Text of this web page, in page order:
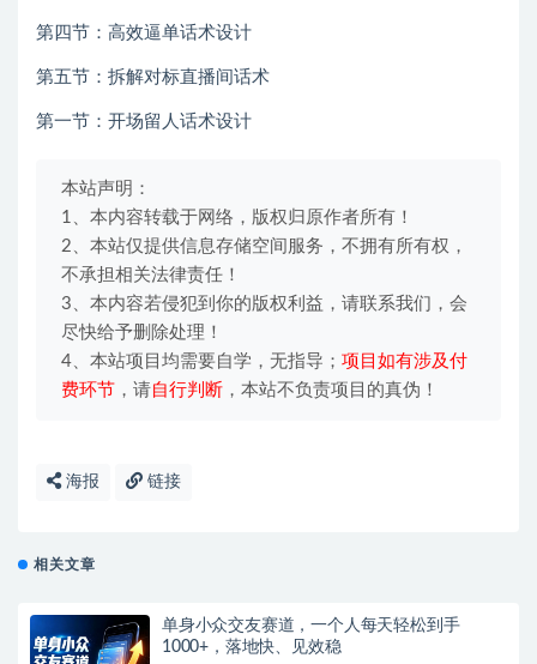
第四节：高效逼单话术设计
第五节：拆解对标直播间话术
第一节：开场留人话术设计
本站声明：
1、本内容转载于网络，版权归原作者所有！
2、本站仅提供信息存储空间服务，不拥有所有权，
不承担相关法律责任！
3、本内容若侵犯到你的版权利益，请联系我们，会
尽快给予删除处理！
4、本站项目均需要自学，无指导； 项目如有涉及付
费环节 ，请自行判断 ，本站不负责项目的真伪！
海报 链接
相关文章
单身小众交友赛道，一个人每天轻松到手
1000+，落地快、见效稳